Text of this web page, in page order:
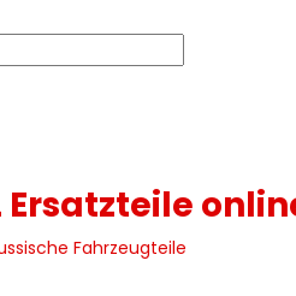
Ersatzteile
Fahrzeugteile